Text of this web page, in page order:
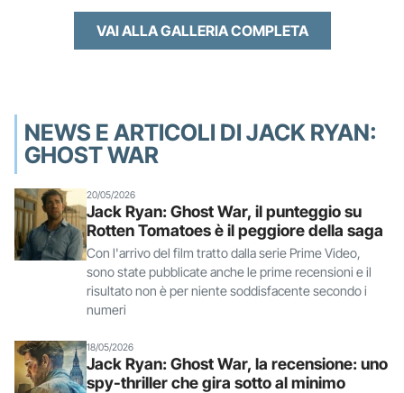
VAI ALLA GALLERIA COMPLETA
NEWS E ARTICOLI DI JACK RYAN:
GHOST WAR
20/05/2026
Jack Ryan: Ghost War, il punteggio su
Rotten Tomatoes è il peggiore della saga
Con l'arrivo del film tratto dalla serie Prime Video,
sono state pubblicate anche le prime recensioni e il
risultato non è per niente soddisfacente secondo i
numeri
18/05/2026
Jack Ryan: Ghost War, la recensione: uno
spy-thriller che gira sotto al minimo